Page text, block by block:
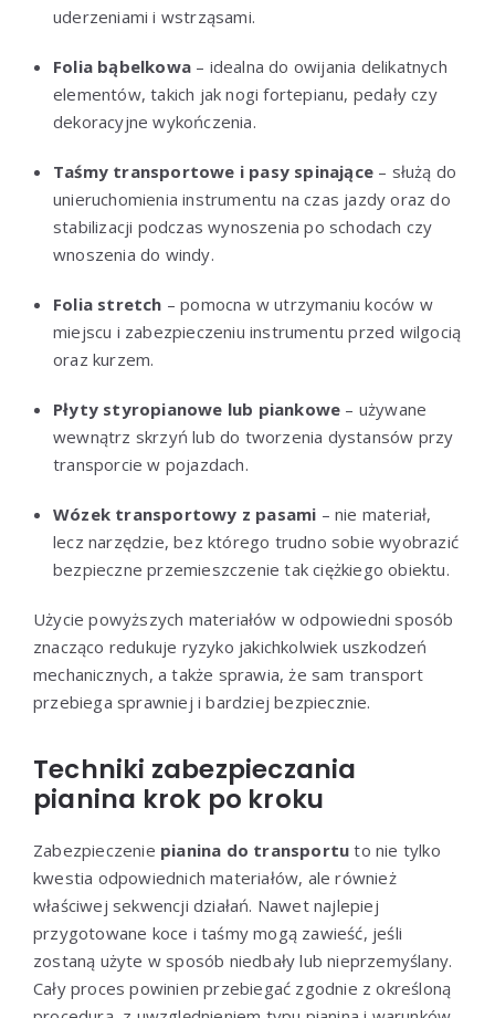
uderzeniami i wstrząsami.
Folia bąbelkowa – idealna do owijania delikatnych
elementów, takich jak nogi fortepianu, pedały czy
dekoracyjne wykończenia.
Taśmy transportowe i pasy spinające – służą do
unieruchomienia instrumentu na czas jazdy oraz do
stabilizacji podczas wynoszenia po schodach czy
wnoszenia do windy.
Folia stretch – pomocna w utrzymaniu koców w
miejscu i zabezpieczeniu instrumentu przed wilgocią
oraz kurzem.
Płyty styropianowe lub piankowe – używane
wewnątrz skrzyń lub do tworzenia dystansów przy
transporcie w pojazdach.
Wózek transportowy z pasami – nie materiał,
lecz narzędzie, bez którego trudno sobie wyobrazić
bezpieczne przemieszczenie tak ciężkiego obiektu.
Użycie powyższych materiałów w odpowiedni sposób
znacząco redukuje ryzyko jakichkolwiek uszkodzeń
mechanicznych, a także sprawia, że sam transport
przebiega sprawniej i bardziej bezpiecznie.
Techniki zabezpieczania
pianina krok po kroku
Zabezpieczenie pianina do transportu to nie tylko
kwestia odpowiednich materiałów, ale również
właściwej sekwencji działań. Nawet najlepiej
przygotowane koce i taśmy mogą zawieść, jeśli
zostaną użyte w sposób niedbały lub nieprzemyślany.
Cały proces powinien przebiegać zgodnie z określoną